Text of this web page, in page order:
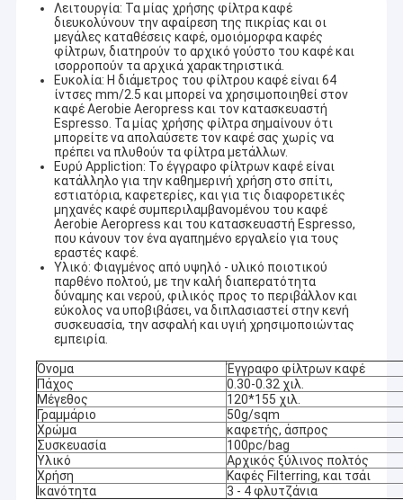
Λειτουργία: Τα μίας χρήσης φίλτρα καφέ
διευκολύνουν την αφαίρεση της πικρίας και οι
μεγάλες καταθέσεις καφέ, ομοιόμορφα καφές
φίλτρων, διατηρούν το αρχικό γούστο του καφέ και
ισορροπούν τα αρχικά χαρακτηριστικά.
Ευκολία: Η διάμετρος του φίλτρου καφέ είναι 64
ίντσες mm/2.5 και μπορεί να χρησιμοποιηθεί στον
καφέ Aerobie Aeropress και τον κατασκευαστή
Espresso. Τα μίας χρήσης φίλτρα σημαίνουν ότι
μπορείτε να απολαύσετε τον καφέ σας χωρίς να
πρέπει να πλυθούν τα φίλτρα μετάλλων.
Ευρύ Appliction: Το έγγραφο φίλτρων καφέ είναι
κατάλληλο για την καθημερινή χρήση στο σπίτι,
εστιατόρια, καφετερίες, και για τις διαφορετικές
μηχανές καφέ συμπεριλαμβανομένου του καφέ
Aerobie Aeropress και του κατασκευαστή Espresso,
που κάνουν τον ένα αγαπημένο εργαλείο για τους
εραστές καφέ.
Υλικό: Φιαγμένος από υψηλό - υλικό ποιοτικού
παρθένο πολτού, με την καλή διαπερατότητα
δύναμης και νερού, φιλικός προς το περιβάλλον και
εύκολος να υποβιβάσει, να διπλασιαστεί στην κενή
συσκευασία, την ασφαλή και υγιή χρησιμοποιώντας
εμπειρία.
Όνομα
Έγγραφο φίλτρων καφέ
Πάχος
0.30-0.32 χιλ.
Μέγεθος
120*155 χιλ.
Γραμμάριο
50g/sqm
Χρώμα
καφετής, άσπρος
Συσκευασία
100pc/bag
Υλικό
Αρχικός ξύλινος πολτός
Χρήση
Καφές Filterring, και τσάι
Ικανότητα
3 - 4 φλυτζάνια